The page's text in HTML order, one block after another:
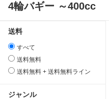
4輪バギー ～400cc
送料
すべて
送料無料
送料無料 + 送料無料ライン
ジャンル